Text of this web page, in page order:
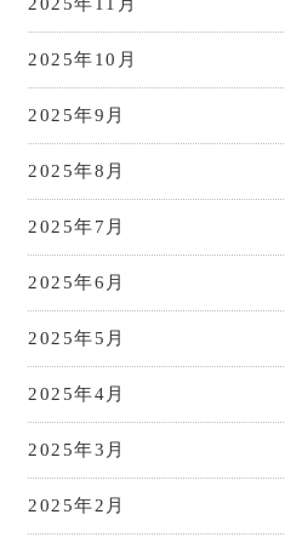
2025年10月
2025年9月
2025年8月
2025年7月
2025年6月
2025年5月
2025年4月
2025年3月
2025年2月